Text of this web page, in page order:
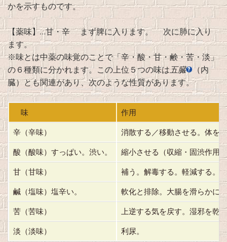
かを示すものです。
【薬味】…甘・辛 まず脾に入ります。 次に肺に入り
ます。
※味とは中薬の味覚のことで「辛・酸・甘・鹸・苦・淡」
の６種類に分かれます。この上位５つの味は五臓 （内
臓）とも関連があり、次のような性質があります。
味
作用
辛（辛味）
消散する／移動させる。体を
酸（酸味）すっぱい。渋い。
縮小させる（収縮・固渋作用
甘（甘味）
補う。解毒する。軽減する。
鹹（塩味）塩辛い。
軟化と排除。大腸を滑らかに
苦（苦味）
上逆する気を戻す。湿邪を乾
淡（淡味）
利尿。